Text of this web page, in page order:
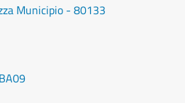
Municipio - 80133